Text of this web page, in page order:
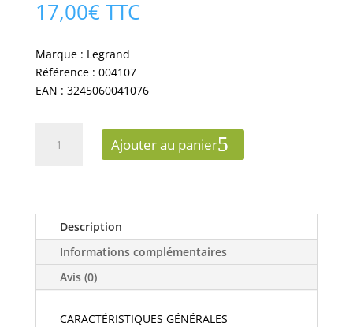
17,00€ TTC
Marque : Legrand
Référence : 004107
EAN : 3245060041076
LEXIC
-
Ajouter au panier
Description
Informations complémentaires
Avis (0)
CARACTÉRISTIQUES GÉNÉRALES